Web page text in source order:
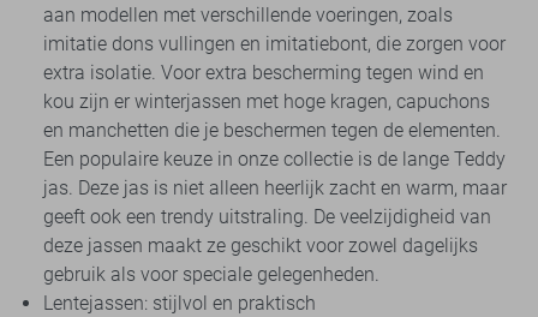
aan modellen met verschillende voeringen, zoals
imitatie dons vullingen en imitatiebont, die zorgen voor
extra isolatie. Voor extra bescherming tegen wind en
kou zijn er winterjassen met hoge kragen, capuchons
en manchetten die je beschermen tegen de elementen.
Een populaire keuze in onze collectie is de lange Teddy
jas. Deze jas is niet alleen heerlijk zacht en warm, maar
geeft ook een trendy uitstraling. De veelzijdigheid van
deze jassen maakt ze geschikt voor zowel dagelijks
gebruik als voor speciale gelegenheden.
Lentejassen: stijlvol en praktisch